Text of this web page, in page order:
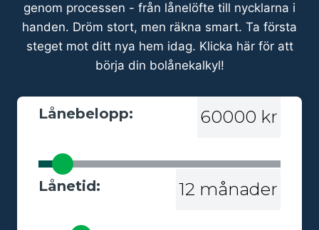
genom processen - från lånelöfte till nycklarna i
handen. Dröm stort, men räkna smart. Ta första
steget mot ditt nya hem idag. Klicka här för att
börja din bolånekalkyl!
Lånebelopp: 60000 kr
Lånetid: 12 månader